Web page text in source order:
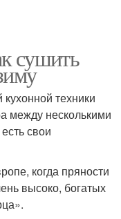
сушить
техники
между несколькими
свои
когда пряности
высоко, богатых